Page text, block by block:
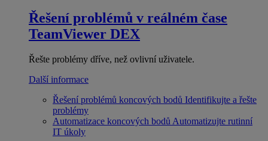
Řešení problémů v reálném čase
TeamViewer DEX
Řešte problémy dříve, než ovlivní uživatele.
Další informace
Řešení problémů koncových bodů Identifikujte a řešte
problémy
Automatizace koncových bodů Automatizujte rutinní
IT úkoly